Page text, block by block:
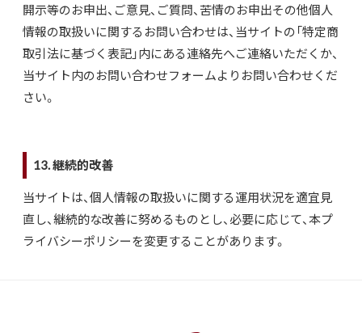
開示等のお申出、ご意見、ご質問、苦情のお申出その他個人
情報の取扱いに関するお問い合わせは、当サイトの「特定商
取引法に基づく表記」内にある連絡先へご連絡いただくか、
当サイト内のお問い合わせフォームよりお問い合わせくだ
さい。
13. 継続的改善
当サイトは、個人情報の取扱いに関する運用状況を適宜見
直し、継続的な改善に努めるものとし、必要に応じて、本プ
ライバシーポリシーを変更することがあります。